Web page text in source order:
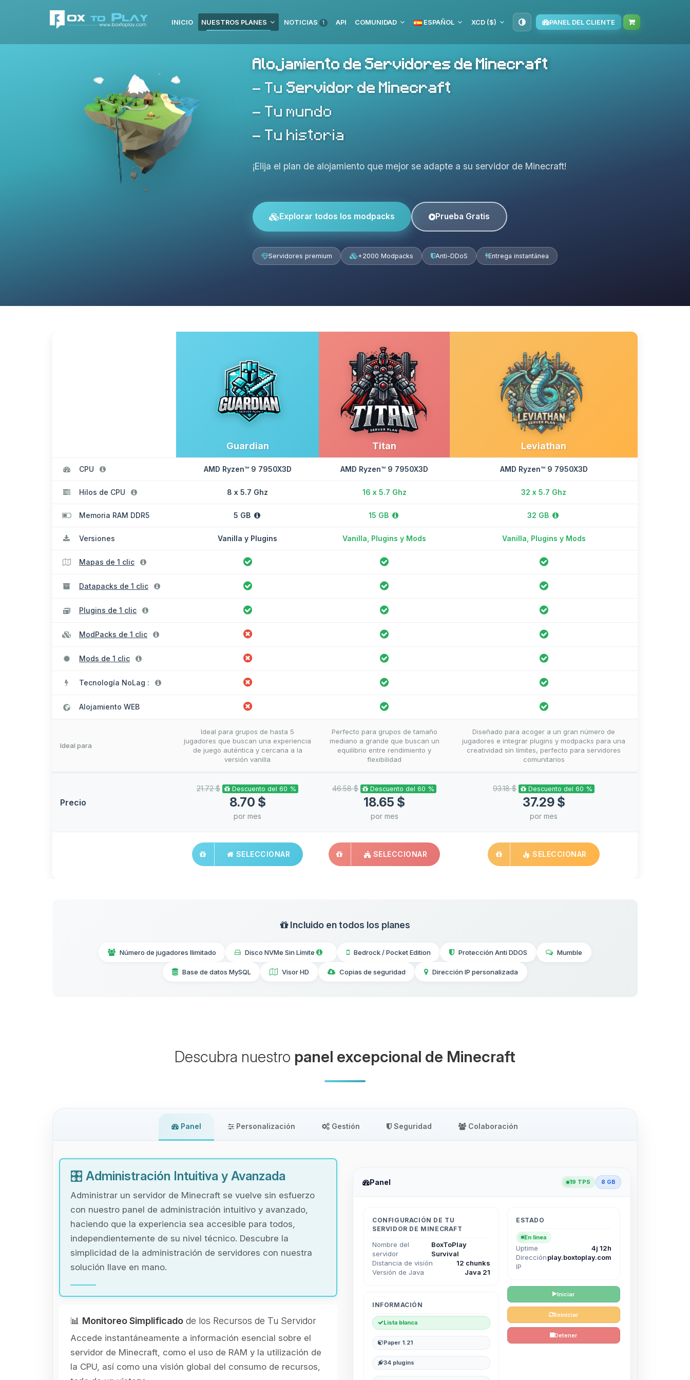
INICIO NUESTROS PLANES NOTICIAS 1 API COMUNIDAD ESPAÑOL XCD ($) PANEL DEL CLIENTE
Alojamiento de Servidores de Minecraft
- Tu Servidor de Minecraft
- Tu mundo
- Tu historia
¡Elija el plan de alojamiento que mejor se adapte a su servidor de Minecraft!
Explorar todos los modpacks Prueba Gratis
Servidores premium +2000 Modpacks Anti-DDoS Entrega instantánea
Guardian Titan Leviathan
CPU AMD Ryzen™ 9 7950X3D AMD Ryzen™ 9 7950X3D AMD Ryzen™ 9 7950X3D
Hilos de CPU 8 x 5.7 Ghz 16 x 5.7 Ghz 32 x 5.7 Ghz
Memoria RAM DDR5 5 GB 15 GB 32 GB
Versiones Vanilla y Plugins Vanilla, Plugins y Mods Vanilla, Plugins y Mods
Mapas de 1 clic
Datapacks de 1 clic
Plugins de 1 clic
ModPacks de 1 clic
Mods de 1 clic
Tecnología NoLag :
Alojamiento WEB
Ideal para
Ideal para grupos de hasta 5
jugadores que buscan una experiencia
de juego auténtica y cercana a la
versión vanilla
Perfecto para grupos de tamaño
mediano a grande que buscan un
equilibrio entre rendimiento y
flexibilidad
Diseñado para acoger a un gran número de
jugadores e integrar plugins y modpacks para una
creatividad sin límites, perfecto para servidores
comunitarios
Precio
21.72 $ Descuento del 60 %
8.70 $
por mes
46.58 $ Descuento del 60 %
18.65 $
por mes
93.18 $ Descuento del 60 %
37.29 $
por mes
SELECCIONAR SELECCIONAR SELECCIONAR
Incluido en todos los planes
Número de jugadores Ilimitado Disco NVMe Sin Límite Bedrock / Pocket Edition Protección Anti DDOS Mumble
Base de datos MySQL Visor HD Copias de seguridad Dirección IP personalizada
Descubra nuestro panel excepcional de Minecraft
Panel Personalización Gestión Seguridad Colaboración
🎛️ Administración Intuitiva y Avanzada
Administrar un servidor de Minecraft se vuelve sin esfuerzo
con nuestro panel de administración intuitivo y avanzado,
haciendo que la experiencia sea accesible para todos,
independientemente de su nivel técnico. Descubre la
simplicidad de la administración de servidores con nuestra
solución llave en mano.
📊 Monitoreo Simplificado de los Recursos de Tu Servidor
Accede instantáneamente a información esencial sobre el
servidor de Minecraft, como el uso de RAM y la utilización de
la CPU, así como una visión global del consumo de recursos,
Panel 19 TPS 8 GB
CONFIGURACIÓN DE TU
SERVIDOR DE MINECRAFT
Nombre del
servidor
BoxToPlay
Survival
Distancia de visión
12 chunks
Versión de Java
Java 21
INFORMACIÓN
Lista blanca
Paper 1.21
34 plugins
ESTADO
En línea
Uptime
4j 12h
Dirección
IP
play.boxtoplay.com
Iniciar
Reiniciar
Detener